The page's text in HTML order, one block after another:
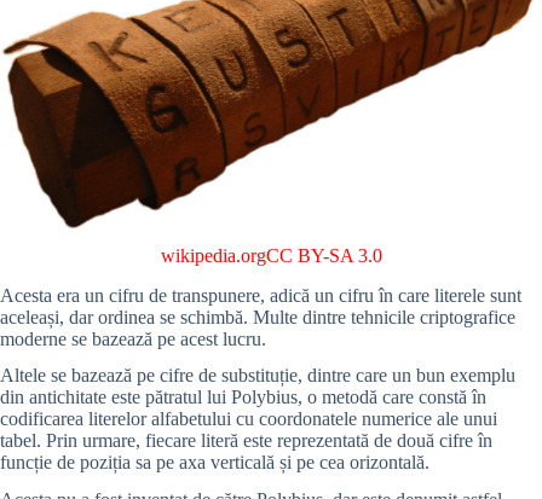
wikipedia.orgCC BY-SA 3.0
Acesta era un cifru de transpunere, adică un cifru în care literele sunt
aceleași, dar ordinea se schimbă. Multe dintre tehnicile criptografice
moderne se bazează pe acest lucru.
Altele se bazează pe cifre de substituție, dintre care un bun exemplu
din antichitate este pătratul lui Polybius, o metodă care constă în
codificarea literelor alfabetului cu coordonatele numerice ale unui
tabel. Prin urmare, fiecare literă este reprezentată de două cifre în
funcție de poziția sa pe axa verticală și pe cea orizontală.